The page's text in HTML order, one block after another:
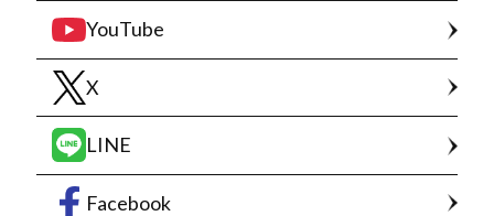
YouTube
X
LINE
Facebook